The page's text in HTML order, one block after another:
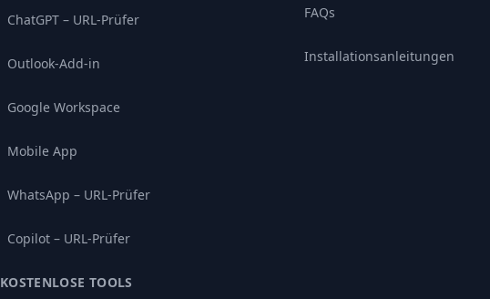
ChatGPT – URL-Prüfer
Outlook-Add-in
Google Workspace
Mobile App
WhatsApp – URL-Prüfer
Copilot – URL-Prüfer
KOSTENLOSE TOOLS
FAQs
Installationsanleitungen